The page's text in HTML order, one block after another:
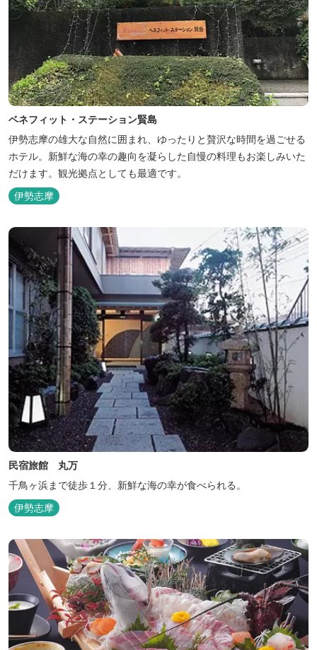
ベネフィット・ステーション賢島
伊勢志摩の雄大な自然に囲まれ、ゆったりと贅沢な時間を過ごせる
ホテル。新鮮な海の幸の趣向を凝らした自慢の料理もお楽しみいた
だけます。観光拠点としても最適です。
伊勢志摩
民宿旅館 丸万
千鳥ヶ浜まで徒歩１分、新鮮な海の幸が食べられる。
伊勢志摩